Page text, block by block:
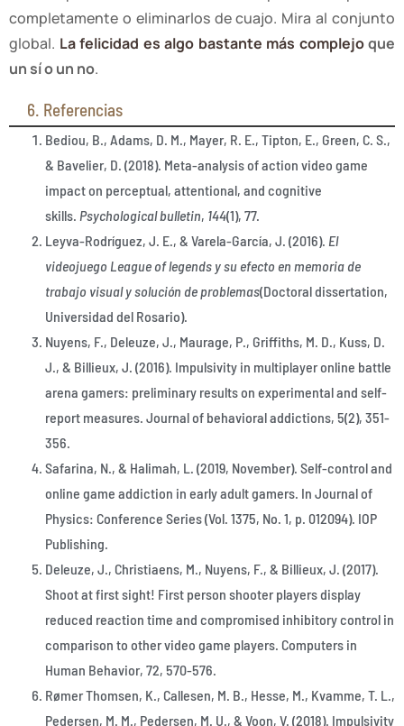
completamente o eliminarlos de cuajo. Mira al conjunto
global. La felicidad es algo bastante más complejoque
un sí o un no.
6. Referencias
Bediou, B., Adams, D. M., Mayer, R. E., Tipton, E., Green, C. S.,
& Bavelier, D. (2018). Meta-analysis of action video game
impact on perceptual, attentional, and cognitive
skills. Psychological bulletin, 144(1), 77.
Leyva-Rodríguez, J. E., & Varela-García, J. (2016). El
videojuego League of legends y su efecto en memoria de
trabajo visual y solución de problemas(Doctoral dissertation,
Universidad del Rosario).
Nuyens, F., Deleuze, J., Maurage, P., Griffiths, M. D., Kuss, D.
J., & Billieux, J. (2016). Impulsivity in multiplayer online battle
arena gamers: preliminary results on experimental and self-
report measures. Journal of behavioral addictions, 5(2), 351-
356.
Safarina, N., & Halimah, L. (2019, November). Self-control and
online game addiction in early adult gamers. In Journal of
Physics: Conference Series (Vol. 1375, No. 1, p. 012094). IOP
Publishing.
Deleuze, J., Christiaens, M., Nuyens, F., & Billieux, J. (2017).
Shoot at first sight! First person shooter players display
reduced reaction time and compromised inhibitory control in
comparison to other video game players. Computers in
Human Behavior, 72, 570-576.
Rømer Thomsen, K., Callesen, M. B., Hesse, M., Kvamme, T. L.,
Pedersen, M. M., Pedersen, M. U., & Voon, V. (2018). Impulsivity